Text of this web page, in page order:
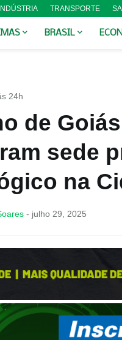
INDÚSTRIA TRANSPORTE
BRASIL
24h
de
sede
na
- julho 29, 2025